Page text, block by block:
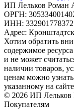
ИП Лельков Роман
ОРГН:
ИНН: 332901778372
Адрес:
Хотим обратить
содержимое
и не может
наличии товаров,
ценам можно
указанному на
© 2026 ИП Лельков
Покупателям